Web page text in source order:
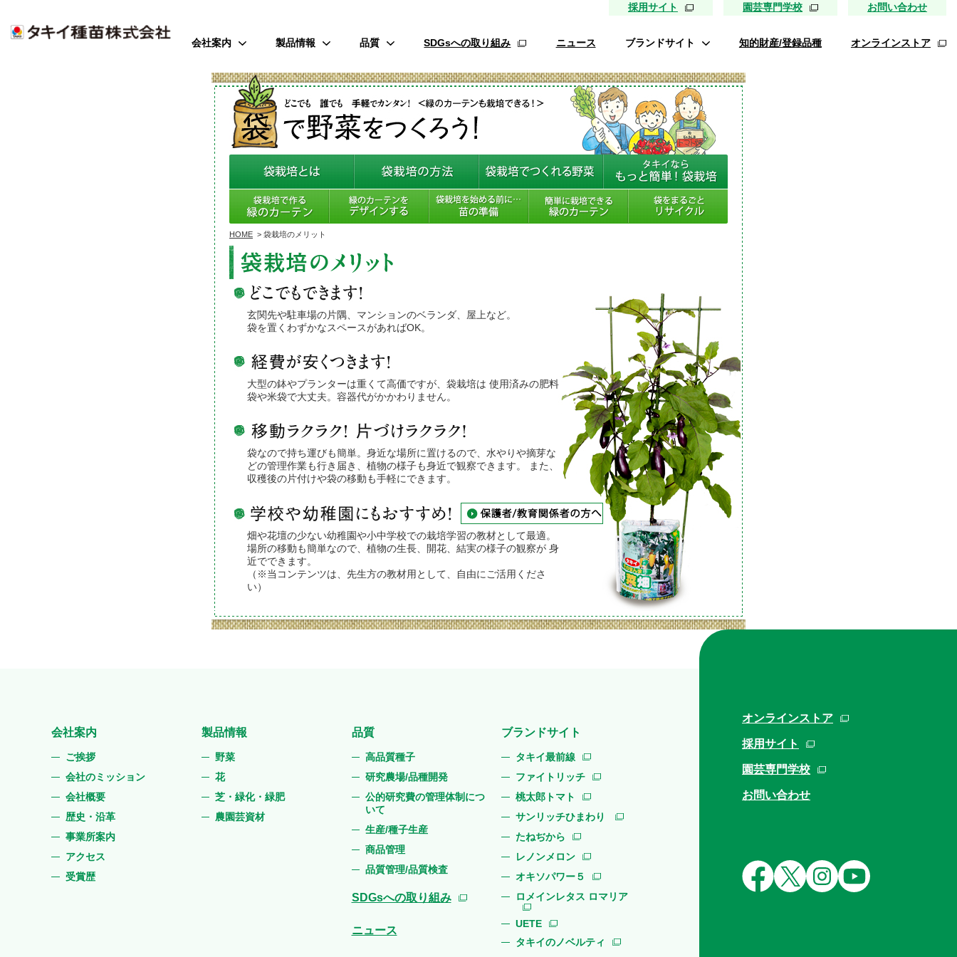
採用サイト 園芸専門学校 お問い合わせ
会社案内
ご挨拶
会社のミッション
会社概要
歴史・沿革
事業所案内
アクセス
受賞歴
製品情報
野菜
花
芝・緑化・緑肥
品質
高品質種子
研究農場/品種開発
公的研究費の管理体制について
商品管理
品質管理/品質検査
SDGsへの取り組み ニュース ブランドサイト
タキイ最前線
ファイトリッチ
桃太郎トマト
サンリッチひまわり
たねぢから
レノンメロン
UETE
タキイのノベルティ
知的財産/登録品種 オンラインストア
HOME > 袋栽培のメリット
玄関先や駐車場の片隅、マンションのベランダ、屋上など。
袋を置くわずかなスペースがあればOK。
大型の鉢やプランターは重くて高価ですが、袋栽培は 使用済みの肥料
袋や米袋で大丈夫。容器代がかかわりません。
袋なので持ち運びも簡単。身近な場所に置けるので、水やりや摘芽な
どの管理作業も行き届き、植物の様子も身近で観察できます。 また、
収穫後の片付けや袋の移動も手軽にできます。
畑や花壇の少ない幼稚園や小中学校での栽培学習の教材として最適。
場所の移動も簡単なので、植物の生長、開花、結実の様子の観察が 身
近でできます。
（※当コンテンツは、先生方の教材用として、自由にご活用くださ
い）
会社案内
ご挨拶
会社のミッション
会社概要
歴史・沿革
事業所案内
アクセス
受賞歴
製品情報
野菜
花
芝・緑化・緑肥
農園芸資材
品質
高品質種子
研究農場/品種開発
公的研究費の管理体制につ
いて
生産/種子生産
商品管理
品質管理/品質検査
SDGsへの取り組み
ニュース
ブランドサイト
タキイ最前線
ファイトリッチ
桃太郎トマト
サンリッチひまわり
たねぢから
レノンメロン
オキソパワー５
ロメインレタス ロマリア
UETE
タキイのノベルティ
オンラインストア
採用サイト
園芸専門学校
お問い合わせ